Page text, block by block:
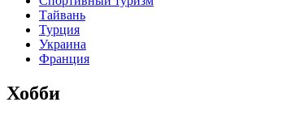
Тайвань
Турция
Украина
Франция
Хобби